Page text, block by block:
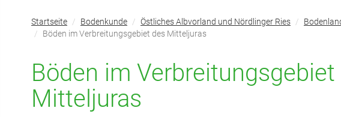
befinden
Startseite Bodenkunde Östliches Albvorland und Nördlinger Ries
Böden im Verbreitungsgebiet des Mitteljuras
Böden im Verbreitungsgebiet
Mitteljuras